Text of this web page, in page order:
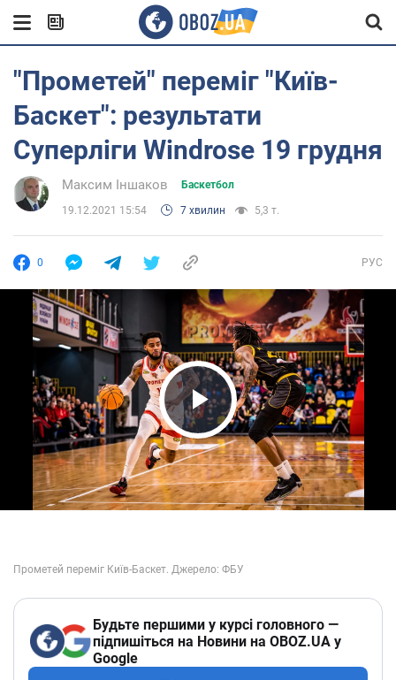
"Прометей" переміг "Київ-
Баскет": результати
Суперліги Windrose 19 грудня
Максим Іншаков Баскетбол
19.12.2021 15:54 7 хвилин 5,3 т.
0 РУС
Play Video
Будьте першими у курсі головного —
підпишіться на Новини на OBOZ.UA у
Google